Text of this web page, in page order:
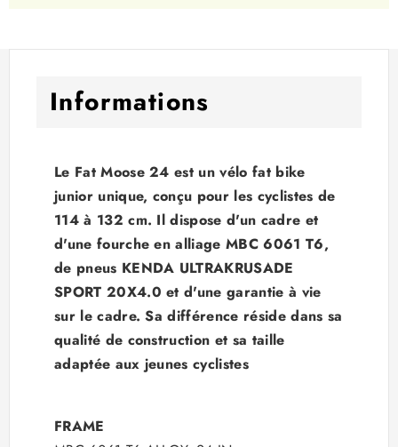
Informations
Le Fat Moose 24 est un vélo fat bike
junior unique, conçu pour les cyclistes de
114 à 132 cm. Il dispose d'un cadre et
d'une fourche en alliage MBC 6061 T6,
de pneus KENDA ULTRAKRUSADE
SPORT 20X4.0 et d'une garantie à vie
sur le cadre. Sa différence réside dans sa
qualité de construction et sa taille
adaptée aux jeunes cyclistes
FRAME